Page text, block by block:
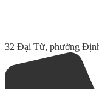
32 Đại Từ, phường